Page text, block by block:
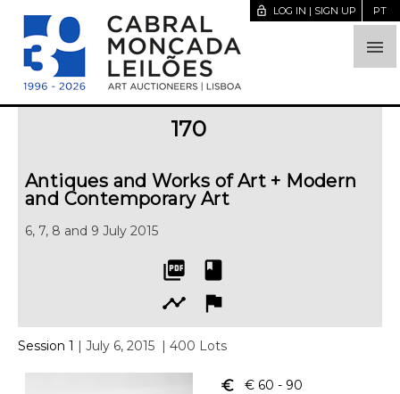

lock_open LOG IN | SIGN UP PT
170
Antiques and Works of Art + Modern
and Contemporary Art
6, 7, 8 and 9 July 2015
picture_as_pdf
book
timeline
flag
Session 1 | July 6, 2015 | 400 Lots
euro_symbol € 60 - 90